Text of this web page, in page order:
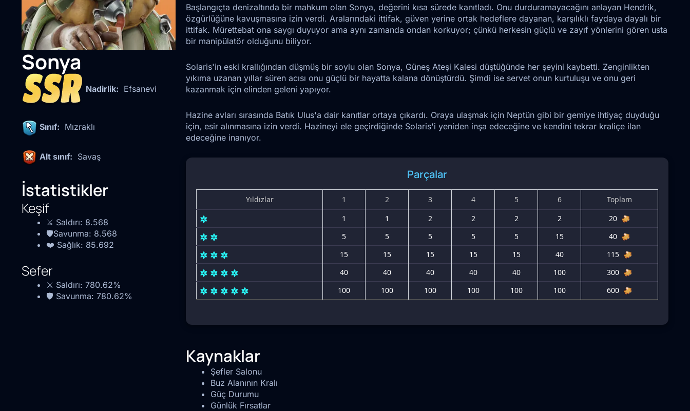
Sonya
Nadirlik: Efsanevi
Sınıf: Mızraklı
Alt sınıf: Savaş
İstatistikler
Keşif
⚔️ Saldırı: 8.568
🛡️Savunma: 8.568
❤️ Sağlık: 85.692
Sefer
⚔️ Saldırı: 780.62%
🛡️ Savunma: 780.62%
Başlangıçta denizaltında bir mahkum olan Sonya, değerini kısa sürede kanıtladı. Onu durduramayacağını anlayan Hendrik,
özgürlüğüne kavuşmasına izin verdi. Aralarındaki ittifak, güven yerine ortak hedeflere dayanan, karşılıklı faydaya dayalı bir
ittifak. Mürettebat ona saygı duyuyor ama aynı zamanda ondan korkuyor; çünkü herkesin güçlü ve zayıf yönlerini gören usta
bir manipülatör olduğunu biliyor.
Solaris'in eski krallığından düşmüş bir soylu olan Sonya, Güneş Ateşi Kalesi düştüğünde her şeyini kaybetti. Zenginlikten
yıkıma uzanan yıllar süren acısı onu güçlü bir hayatta kalana dönüştürdü. Şimdi ise servet onun kurtuluşu ve onu geri
kazanmak için elinden geleni yapıyor.
Hazine avları sırasında Batık Ulus'a dair kanıtlar ortaya çıkardı. Oraya ulaşmak için Neptün gibi bir gemiye ihtiyaç duyduğu
için, esir alınmasına izin verdi. Hazineyi ele geçirdiğinde Solaris'i yeniden inşa edeceğine ve kendini tekrar kraliçe ilan
edeceğine inanıyor.
Parçalar
Yıldızlar 1 2 3 4 5 6
Toplam
1
1 2 2 2 2
20
5
5 5 5 5 15
40
15
15 15 15 15 40
115
40
40 40 40 40 100
300
100
100 100 100 100 100 600
Kaynaklar
Şefler Salonu
Buz Alanının Kralı
Güç Durumu
Günlük Fırsatlar